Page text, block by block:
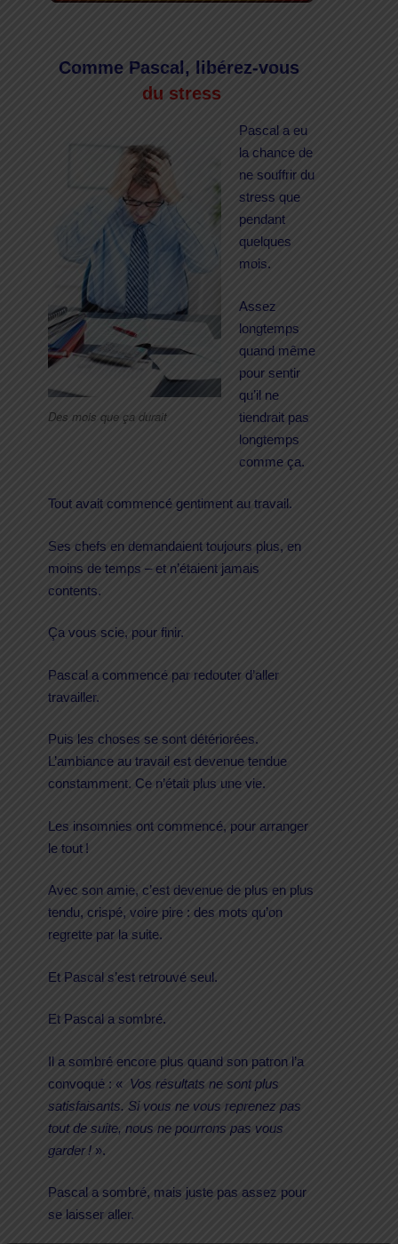
Comme Pascal, libérez-vous
du stress
Des mois que ça durait
Pascal a eu
la chance de
ne souffrir du
stress que
pendant
quelques
mois.
Assez
longtemps
quand même
pour sentir
qu’il ne
tiendrait pas
longtemps
comme ça.
Tout avait commencé gentiment au travail.
Ses chefs en demandaient toujours plus, en
moins de temps – et n’étaient jamais
contents.
Ça vous scie, pour finir.
Pascal a commencé par redouter d’aller
travailler.
Puis les choses se sont détériorées.
L’ambiance au travail est devenue tendue
constamment. Ce n’était plus une vie.
Les insomnies ont commencé, pour arranger
le tout !
Avec son amie, c’est devenue de plus en plus
tendu, crispé, voire pire : des mots qu’on
regrette par la suite.
Et Pascal s’est retrouvé seul.
Et Pascal a sombré.
Il a sombré encore plus quand son patron l’a
convoqué : « Vos résultats ne sont plus
satisfaisants. Si vous ne vous reprenez pas
tout de suite, nous ne pourrons pas vous
garder ! ».
Pascal a sombré, mais juste pas assez pour
se laisser aller.